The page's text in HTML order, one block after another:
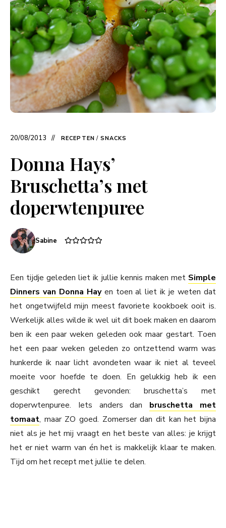
20/08/2013 RECEPTEN / SNACKS
Donna Hays’
Bruschetta’s met
doperwtenpuree
Sabine
Een tijdje geleden liet ik jullie kennis maken met Simple
Dinners van Donna Hayen toen al liet ik je weten dat
het ongetwijfeld mijn meest favoriete kookboek ooit is.
Werkelijk alles wilde ik wel uit dit boek maken en daarom
ben ik een paar weken geleden ook maar gestart. Toen
het een paar weken geleden zo ontzettend warm was
hunkerde ik naar licht avondeten waar ik niet al teveel
moeite voor hoefde te doen. En gelukkig heb ik een
geschikt gerecht gevonden: bruschetta’s met
doperwtenpuree. Iets anders dan bruschetta met
tomaat, maar ZO goed. Zomerser dan dit kan het bijna
niet als je het mij vraagt en het beste van alles: je krijgt
het er niet warm van én het is makkelijk klaar te maken.
Tijd om het recept met jullie te delen.